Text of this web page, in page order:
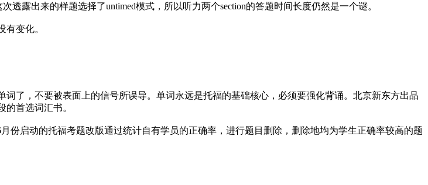
透露出来的样题选择了untimed模式，所以听力两个section的答题时间长度仍然是一个谜。
变化。
，不要被表面上的信号所误导。单词永远是托福的基础核心，必须要强化背诵。北京新东方出品
首选词汇书。
启动的托福考题改版通过统计自有学员的正确率，进行题目删除，删除地均为学生正确率较高的题